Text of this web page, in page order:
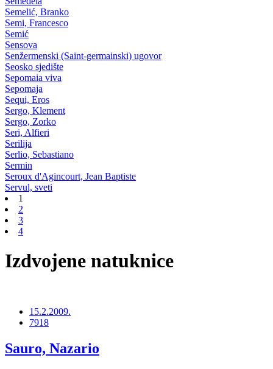
Semelić, Branko
Semi, Francesco
Semić
Sensova
Senžermenski (Saint-germainski) ugovor
Seosko sjedište
Sepomaia viva
Sepomaja
Sequi, Eros
Sergo, Klement
Sergo, Zorko
Seri, Alfieri
Serilija
Serlio, Sebastiano
Sermin
Seroux d'Agincourt, Jean Baptiste
Servul, sveti
1
2
3
4
Izdvojene natuknice
15.2.2009.
7918
Sauro, Nazario